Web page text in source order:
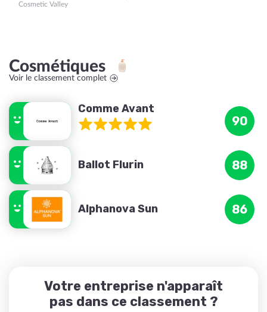
Cosmetic Valley
Cosmétiques
Voir le classement complet
Comme Avant
90
Ballot Flurin 88
Alphanova Sun 86
Votre entreprise n'apparaît
pas dans ce classement ?